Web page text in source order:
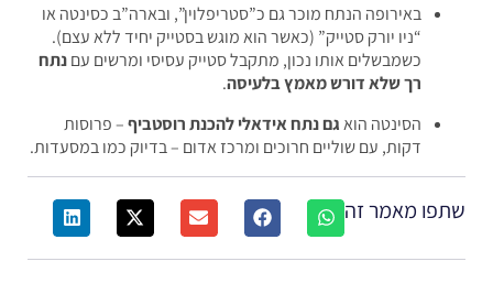
באירופה הנתח מוכר גם כ”סטריפלוין”, ובארה”ב כסינטה או
“ניו יורק סטייק” (כאשר הוא מוגש בסטייק יחיד ללא עצם).
כשמבשלים אותו נכון, מתקבל סטייק עסיסי ומרשים עםנתח
רך שלא דורש מאמץ בלעיסה.
הסינטה הואגם נתח אידאלי להכנת רוסטביף– פרוסות
דקות, עם שוליים חרוכים ומרכז אדום – בדיוק כמו במסעדות.
מאמר זה